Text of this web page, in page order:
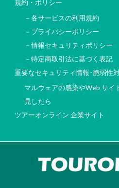
規約・ポリシー
－各サービスの利用規約
－プライバシーポリシー
－情報セキュリティポリシー
－特定商取引法に基づく表記
重要なセキュリティ情報･脆弱性
マルウェアの感染やWeb サイ
見したら
ツアーオンライン 企業サイト